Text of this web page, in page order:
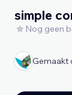
simple
Nog geen
Gemaakt